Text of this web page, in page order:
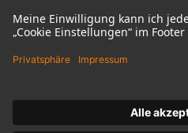
AGB
Widerrufsrecht
Produktbezogener Umweltschutz